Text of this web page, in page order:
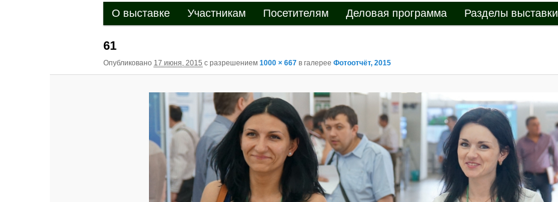
Главное меню
Перейти к основному содержимому
Перейти к дополнительному содержимому
О выставке Участникам Посетителям Деловая программа Разделы выставки
61
Опубликовано 17 июня, 2015 с разрешением 1000 × 667 в галерее Фотоотчёт, 2015